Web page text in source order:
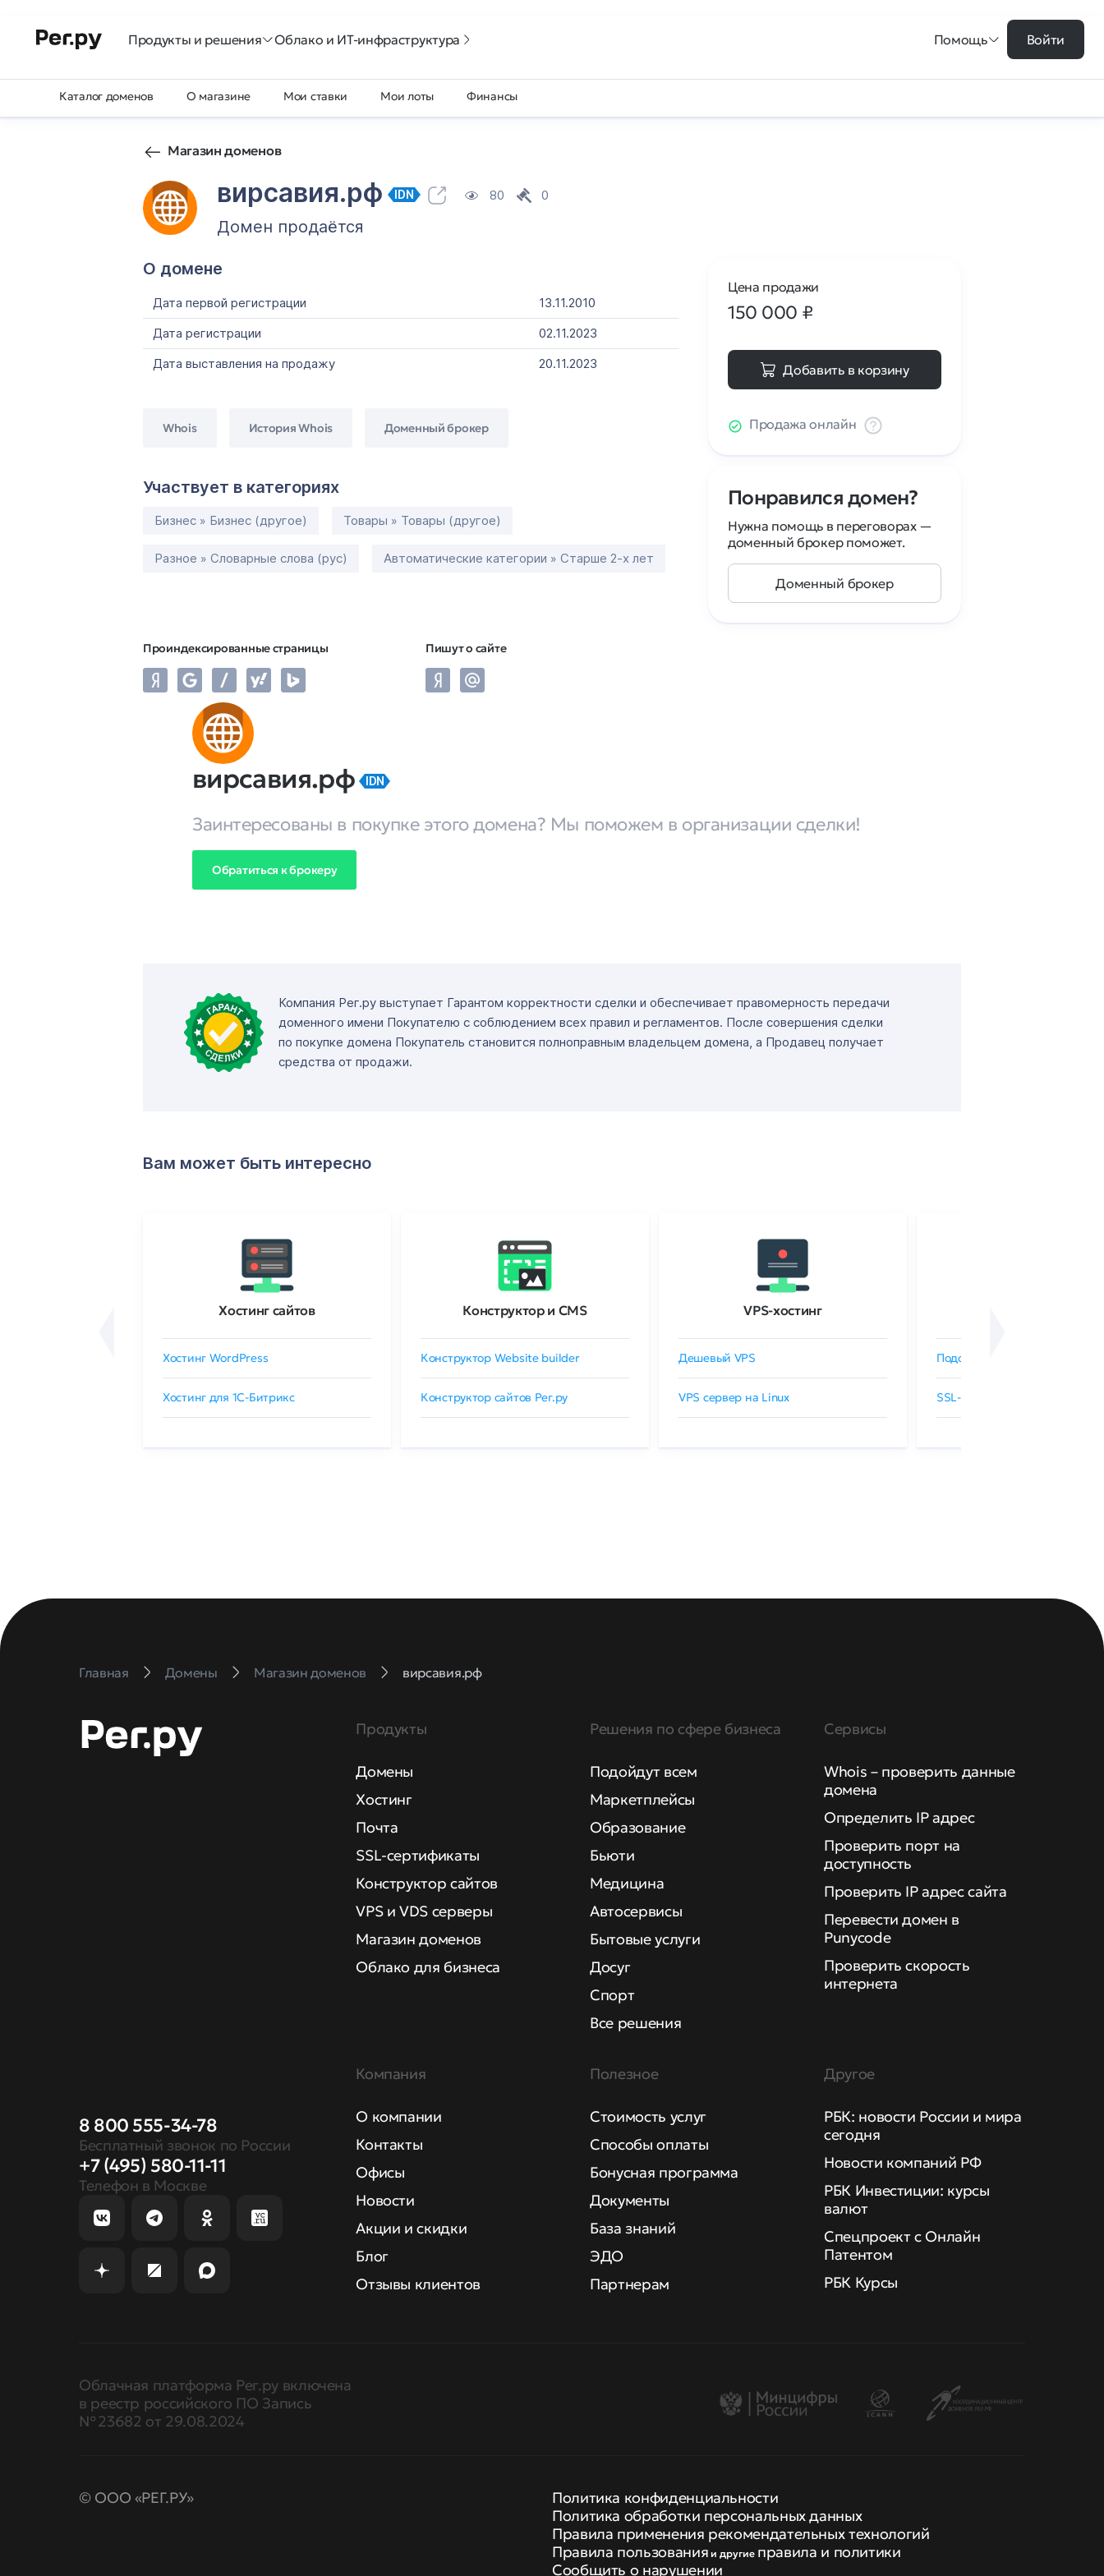
Продукты и решения Облако и ИТ-инфраструктура Помощь Войти
Каталог доменов О магазине Мои ставки Мои лоты Финансы
Магазин доменов
вирсавия.рф IDN 80 0
Домен продаётся
О домене
Дата первой регистрации
13.11.2010
Дата регистрации
02.11.2023
Дата выставления на продажу
20.11.2023
Whois История Whois Доменный брокер
Участвует в категориях
Бизнес » Бизнес (другое) Товары » Товары (другое)
Разное » Словарные слова (рус) Автоматические категории » Старше 2-х лет
Проиндексированные страницы Пишут о сайте
Цена продажи
150 000 ₽
Добавить в корзину
Продажа онлайн
Понравился домен?
Нужна помощь в переговорах —
доменный брокер поможет.
Доменный брокер
вирсавия.рф IDN
Заинтересованы в покупке этого домена? Мы поможем в организации сделки!
Обратиться к брокеру
Компания Рег.ру выступает Гарантом корректности сделки и обеспечивает правомерность передачи
доменного имени Покупателю с соблюдением всех правил и регламентов. После совершения сделки
по покупке домена Покупатель становится полноправным владельцем домена, а Продавец получает
средства от продажи.
Вам может быть интересно
Хостинг сайтов
Хостинг WordPress
Хостинг для 1C-Битрикс
Конструктор и CMS
Конструктор Website builder
Конструктор сайтов Рег.ру
VPS-хостинг
Дешевый VPS
VPS сервер на Linux
Подобрать SSL-сертификат
SSL-сертификаты GlobalSign
Главная Домены Магазин доменов вирсавия.рф
8 800 555-34-78
Бесплатный звонок по России
+7 (495) 580-11-11
Телефон в Москве
Продукты
Домены
Хостинг
Почта
SSL-сертификаты
Конструктор сайтов
VPS и VDS серверы
Магазин доменов
Облако для бизнеса
Решения по сфере бизнеса
Подойдут всем
Маркетплейсы
Образование
Бьюти
Медицина
Автосервисы
Бытовые услуги
Досуг
Спорт
Все решения
Сервисы
Whois – проверить данные
домена
Определить IP адрес
Проверить порт на
доступность
Проверить IP адрес сайта
Перевести домен в
Punycode
Проверить скорость
интернета
Компания
О компании
Контакты
Офисы
Новости
Акции и скидки
Блог
Отзывы клиентов
Полезное
Стоимость услуг
Способы оплаты
Бонусная программа
Документы
База знаний
ЭДО
Партнерам
Другое
РБК: новости России и мира
сегодня
Новости компаний РФ
РБК Инвестиции: курсы
валют
Спецпроект с Онлайн
Патентом
РБК Курсы
Облачная платформа Рег.ру включена
в реестр российского ПО Запись
№ 23682 от 29.08.2024
© ООО «РЕГ.РУ»
Политика конфиденциальности
Политика обработки персональных данных
Правила применения рекомендательных технологий
Правила пользования и другие правила и политики
Сообщить о нарушении